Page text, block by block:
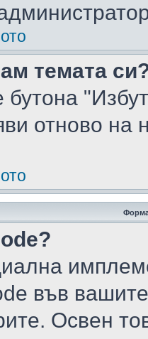
темата
бутона
отново на
във
Освен